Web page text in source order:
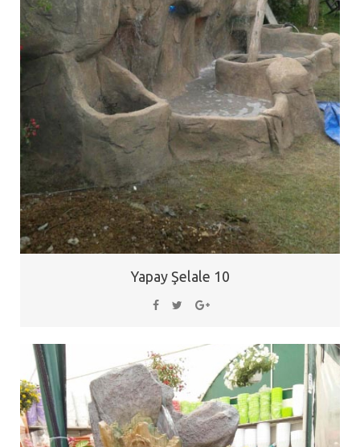
Yapay Şelale 10